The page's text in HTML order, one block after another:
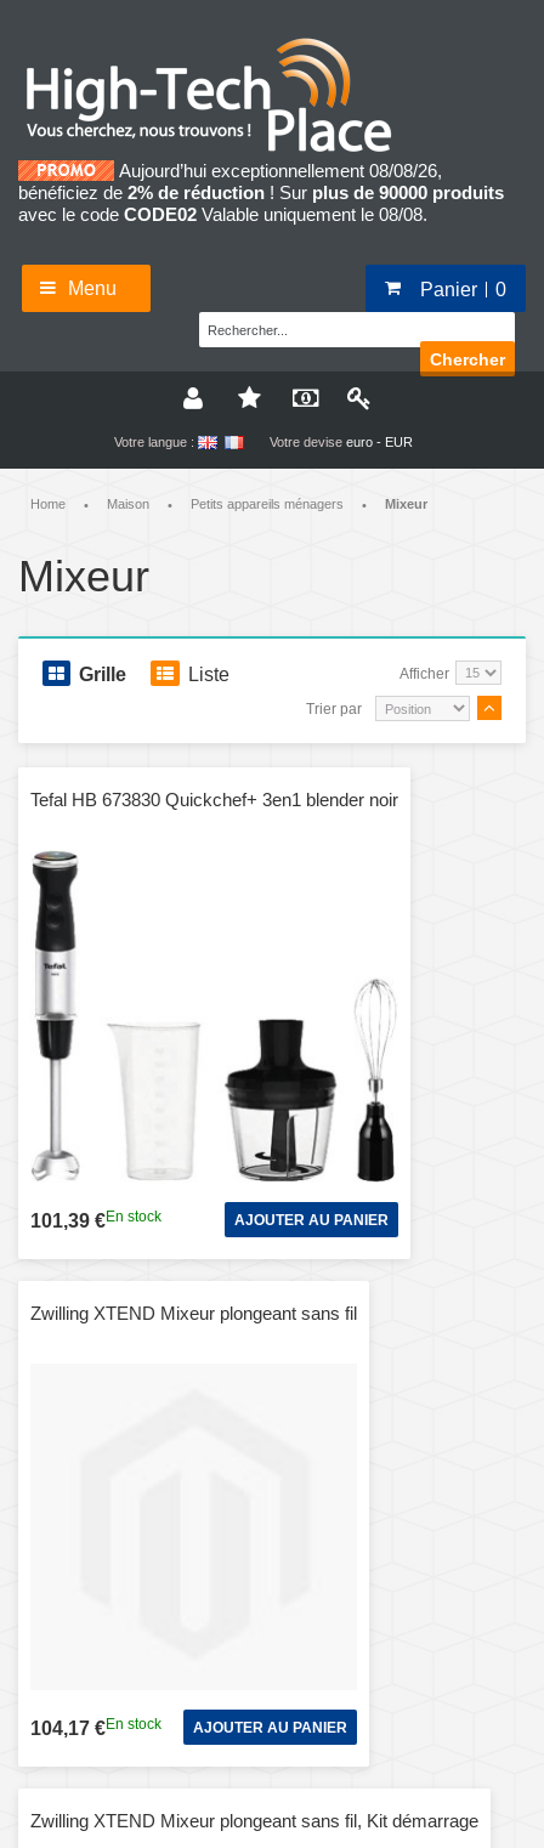
Aujourd’hui exceptionnellement 08/08/26,
bénéficiez de 2% de réduction ! Sur plus de 90000 produits
avec le code CODE02 Valable uniquement le 08/08.
Menu Panier 0
Chercher
Votre langue : Votre devise euro - EUR
Home • Maison • Petits appareils ménagers • Mixeur
Mixeur
Grille Liste Afficher
Trier par
Tefal HB 673830 Quickchef+ 3en1 blender noir
101,39 €En stock AJOUTER AU PANIER
Zwilling XTEND Mixeur plongeant sans fil
104,17 €En stock AJOUTER AU PANIER
Zwilling XTEND Mixeur plongeant sans fil, Kit démarrage